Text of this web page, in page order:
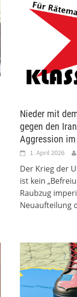
Nieder mit
gegen den
Aggression
1. April 2026
Der Krieg der
ist kein
Raubzug
Neuaufteilung